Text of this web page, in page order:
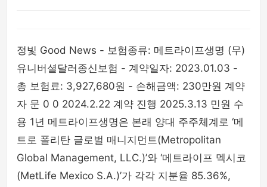
정빛 Good News - 보험종류: 메트라이프생명 (무)
유니버셜달러종신보험 - 계약일자: 2023.01.03 -
총 보험료: 3,927,680원 - 손해금액: 230만원 계약
자 문 0 0 2024.2.22 계약 진행 2025.3.13 민원 수
용 1년 메트라이프생명은 본래 양대 주주체계로 ‘메
트로 폴리탄 글로벌 매니지먼트(Metropolitan
Global Management, LLC.)’와 ‘메트라이프 멕시코
(MetLife Mexico S.A.)’가 각각 지분율 85.36%,